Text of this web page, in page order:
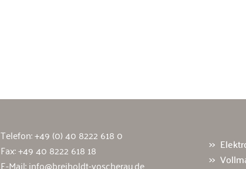
Telefon:+49 (0) 40 8222 618 0
Fax: +49 40 8222 618 18
E-Mail:info@breiholdt-voscherau.de